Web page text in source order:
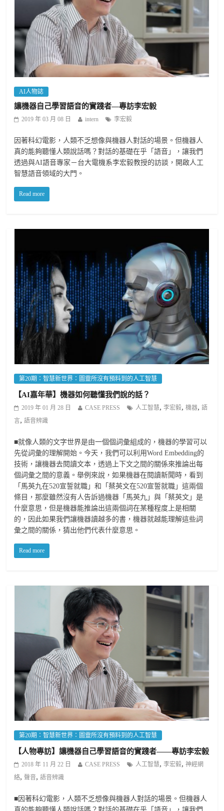
AI人物誌
讓機器自己學習語音的實踐者—專訪李宏毅
2019 年 03 月 08 日 intern 李宏毅
因著科幻電影，人類不乏想像與機器人對話的場景。但機器人
真的能夠聽懂人類說話嗎？對話的基礎在乎「語音」，讓我們
透過與AI語音專家－台大電機系李宏毅教授的訪談，開啟人工
智慧語音領域的大門。
Read more
第20期：智慧新世界：圖靈所沒有預料到的人工智慧
【AI嘉年華】機器如何聽懂我們說的話？
2019 年 01 月 28 日 CASE PRESS 人工智慧,李宏毅,機器,語
言,語音辨識
■就像人類的文字世界是由一個個詞彙組成的，機器的學習可以
先從詞彙的理解開始。今天，我們可以利用Word Embedding的
技術，讓機器去閱讀文本，透過上下文之間的關係來推論出每
個詞彙之間的意義。舉例來說，如果機器在閱讀新聞時，看到
「馬英九在520宣誓就職」和「蔡英文在520宣誓就職」這兩個
條目，那麼雖然沒有人告訴過機器「馬英九」與「蔡英文」是
什麼意思，但是機器能推論出這兩個詞在某種程度上是相關
的，因此如果我們讓機器讀越多的書，機器就越能理解這些詞
彙之間的關係，猜出他們代表什麼意思。
Read more
第20期：智慧新世界：圖靈所沒有預料到的人工智慧
【人物專訪】讓機器自己學習語音的實踐者——專訪李宏毅
2018 年 11 月 22 日 CASE PRESS 人工智慧,李宏毅,神經網
絡,聲音,語音辨識
■因著科幻電影，人類不乏想像與機器人對話的場景。但機器人